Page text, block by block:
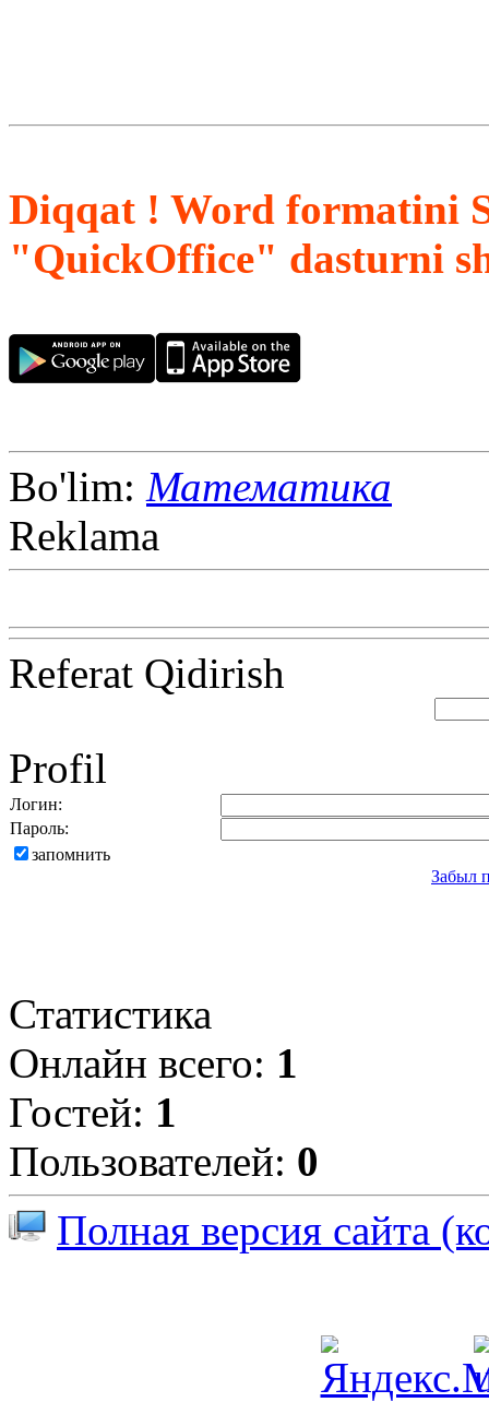
Diqqat ! Word formatini
"QuickOffice" dasturni
Bo'lim: Математика
Reklama
Referat Qidirish
Profil
Логин:
Пароль:
запомнить
Забыл
Статистика
Онлайн всего: 1
Гостей: 1
Пользователей: 0
Полная версия сайта